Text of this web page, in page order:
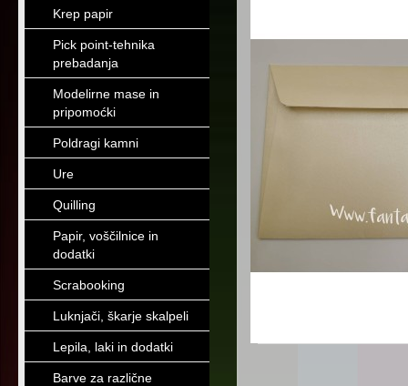
Krep papir
Pick point-tehnika
prebadanja
Modelirne mase in
pripomoćki
Poldragi kamni
Ure
Quilling
Papir, voščilnice in
dodatki
Scrabooking
Luknjači, škarje skalpeli
Lepila, laki in dodatki
Barve za različne